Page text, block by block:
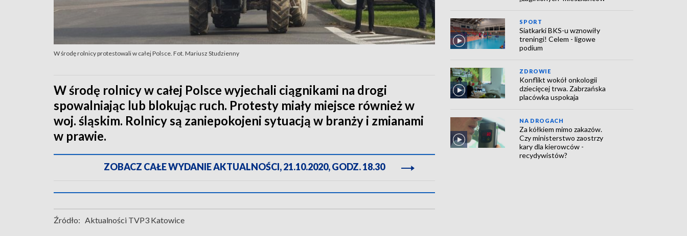
W środę rolnicy protestowali w całej Polsce. Fot. Mariusz Studzienny
W środę rolnicy w całej Polsce wyjechali ciągnikami na drogi
spowalniając lub blokując ruch. Protesty miały miejsce również w
woj. śląskim. Rolnicy są zaniepokojeni sytuacją w branży i zmianami
w prawie.
ZOBACZ CAŁE WYDANIE AKTUALNOŚCI, 21.10.2020, GODZ. 18.30
Źródło: Aktualności TVP3 Katowice
SPORT
Siatkarki BKS-u wznowiły
treningi! Celem - ligowe
podium
ZDROWIE
Konflikt wokół onkologii
dziecięcej trwa. Zabrzańska
placówka uspokaja
NA DROGACH
Za kółkiem mimo zakazów.
Czy ministerstwo zaostrzy
kary dla kierowców -
recydywistów?